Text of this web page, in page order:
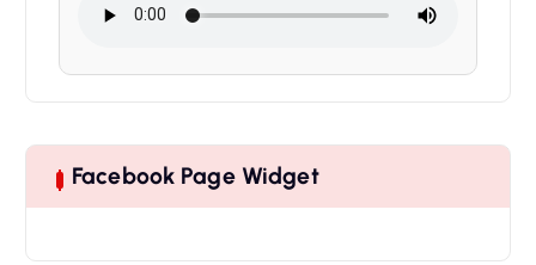
Facebook Page Widget